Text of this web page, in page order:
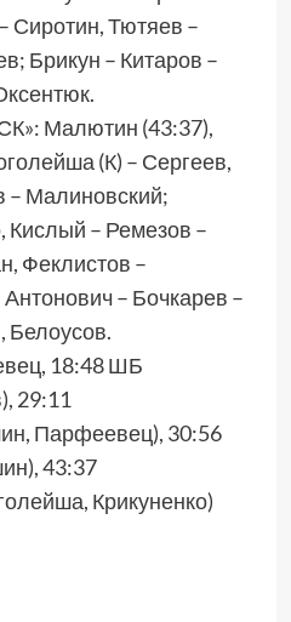
Сиротин, Тютяев –
Брикун – Китаров –
Малютин (43:37),
(К) – Сергеев,
– Малиновский;
Кислый – Ремезов –
Феклистов –
– Бочкарев –
Белоусов.
18:48 ШБ
29:11
Парфеевец), 30:56
43:37
Крикуненко)